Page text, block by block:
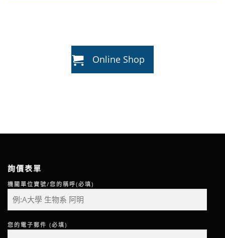
Online Shop
詢價表單
機關單位寶號/您的稱呼(必填)
您的電子郵件 (必填)